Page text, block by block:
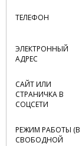
ТЕЛЕФОН
ЭЛЕКТРОННЫЙ
АДРЕС
САЙТ ИЛИ
СТРАНИЧКА В
СОЦСЕТИ
РЕЖИМ РАБОТЫ (В
СВОБОДНОЙ